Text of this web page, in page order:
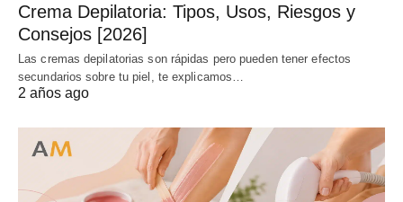
Crema Depilatoria: Tipos, Usos, Riesgos y
Consejos [2026]
Las cremas depilatorias son rápidas pero pueden tener efectos
secundarios sobre tu piel, te explicamos…
2 años ago